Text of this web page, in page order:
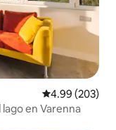
Calificación
4.99 (203)
en Varenna